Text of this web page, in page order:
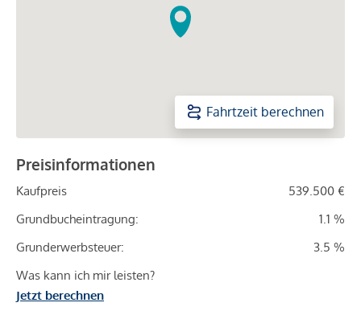
Fahrtzeit berechnen
Preisinformationen
Kaufpreis
539.500 €
Grundbucheintragung:
1.1 %
Grunderwerbsteuer:
3.5 %
Was kann ich mir leisten?
Jetzt berechnen